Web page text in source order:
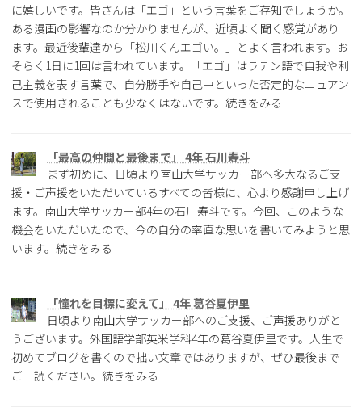
に嬉しいです。皆さんは「エゴ」という言葉をご存知でしょうか。
ある漫画の影響なのか分かりませんが、近頃よく聞く感覚があり
ます。最近後輩達から「松川くんエゴい。」とよく言われます。お
そらく1日に1回は言われています。「エゴ」はラテン語で自我や利
己主義を表す言葉で、自分勝手や自己中といった否定的なニュアン
スで使用されることも少なくはないです。続きをみる
「最高の仲間と最後まで」 4年 石川寿斗
まず初めに、日頃より南山大学サッカー部へ多大なるご支
援・ご声援をいただいているすべての皆様に、心より感謝申し上げ
ます。南山大学サッカー部4年の石川寿斗です。今回、このような
機会をいただいたので、今の自分の率直な思いを書いてみようと思
います。続きをみる
「憧れを目標に変えて」 4年 葛谷夏伊里
日頃より南山大学サッカー部へのご支援、ご声援ありがと
うございます。外国語学部英米学科4年の葛谷夏伊里です。人生で
初めてブログを書くので拙い文章ではありますが、ぜひ最後まで
ご一読ください。続きをみる